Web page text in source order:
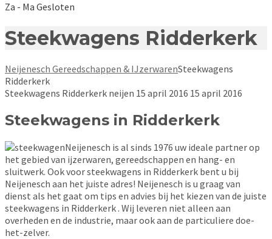
Za - Ma Gesloten
Steekwagens Ridderkerk
Neijenesch Gereedschappen & IJzerwarenSteekwagens
Ridderkerk
Steekwagens Ridderkerk neijen 15 april 2016 15 april 2016
Steekwagens in Ridderkerk
Neijenesch is al sinds 1976 uw ideale partner op
het gebied van ijzerwaren, gereedschappen en hang- en
sluitwerk. Ook voor steekwagens in Ridderkerk bent u bij
Neijenesch aan het juiste adres! Neijenesch is u graag van
dienst als het gaat om tips en advies bij het kiezen van de juiste
steekwagens in Ridderkerk . Wij leveren niet alleen aan
overheden en de industrie, maar ook aan de particuliere doe-
het-zelver.